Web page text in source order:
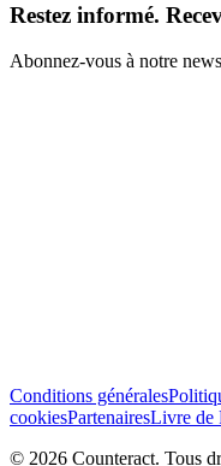
Restez informé.
Abonnez-vous à notre
Conditions générales
cookiesPartenairesLivre de
© 2026 Counteract. Tous